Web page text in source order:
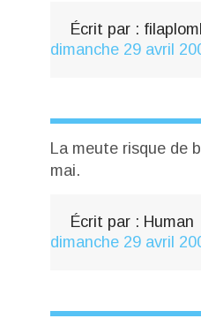
Écrit par :
dimanche 29 avril
La meute risque de
mai.
Écrit par : Human
dimanche 29 avril